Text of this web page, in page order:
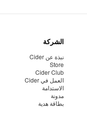
الشركة
نبذة عن Cider
Store
Cider Club
العمل في Cider
الاستدامة
مدونة
بطاقة هدية